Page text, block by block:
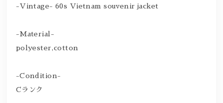
-Vintage- 60s Vietnam souvenir jacket
-Material-
polyester,cotton
-Condition-
Cランク